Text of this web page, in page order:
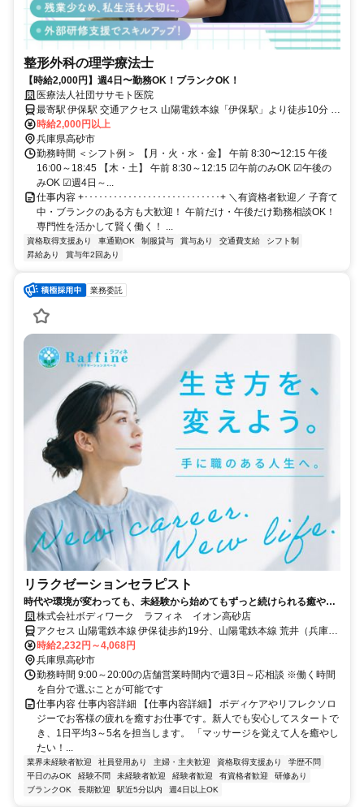
整形外科の理学療法士
【時給2,000円】週4日〜勤務OK！ブランクOK！
医療法人社団ササモト医院
最寄駅 伊保駅 交通アクセス 山陽電鉄本線「伊保駅」より徒歩10分 ＊
車通勤OK
時給2,000円以上
兵庫県高砂市
勤務時間 ＜シフト例＞ 【月・火・水・金】 午前 8:30〜12:15 午後
16:00～18:45 【木・土】 午前 8:30～12:15 ☑午前のみOK ☑午後の
みOK ☑週4日～...
仕事内容 +････････････････････････････+ ＼有資格者歓迎／ 子育て
中・ブランクのある方も大歓迎！ 午前だけ・午後だけ勤務相談OK！
専門性を活かして賢く働く！ ...
資格取得支援あり 車通勤OK 制服貸与 賞与あり 交通費支給
シフト制
昇給あり
賞与年2回あり
業務委託
リラクゼーションセラピスト
時代や環境が変わっても、未経験から始めてもずっと続けられる癒やし
の仕事。手に職を身につけて、生き方を変えよう。
株式会社ボディワーク ラフィネ イオン高砂店
アクセス 山陽電鉄本線 伊保徒歩約19分、山陽電鉄本線 荒井（兵庫
県）徒歩約20分、ＪＲ山陽本線 宝殿南口徒歩約24分 最寄駅：伊丹駅
時給2,232円～4,068円
兵庫県高砂市
勤務時間 9:00～20:00の店舗営業時間内で週3日～応相談 ※働く時間
を自分で選ぶことが可能です
仕事内容 仕事内容詳細 【仕事内容詳細】 ボディケアやリフレクソロ
ジーでお客様の疲れを癒すお仕事です。新人でも安心してスタートで
き、1日平均3～5名を担当します。 「マッサージを覚えて人を癒やし
たい！...
業界未経験者歓迎 社員登用あり 主婦・主夫歓迎 資格取得支援あり
学歴不問
平日のみOK
経験不問 未経験者歓迎 経験者歓迎 有資格者歓迎
研修あり
ブランクOK
長期歓迎 駅近5分以内 週4日以上OK